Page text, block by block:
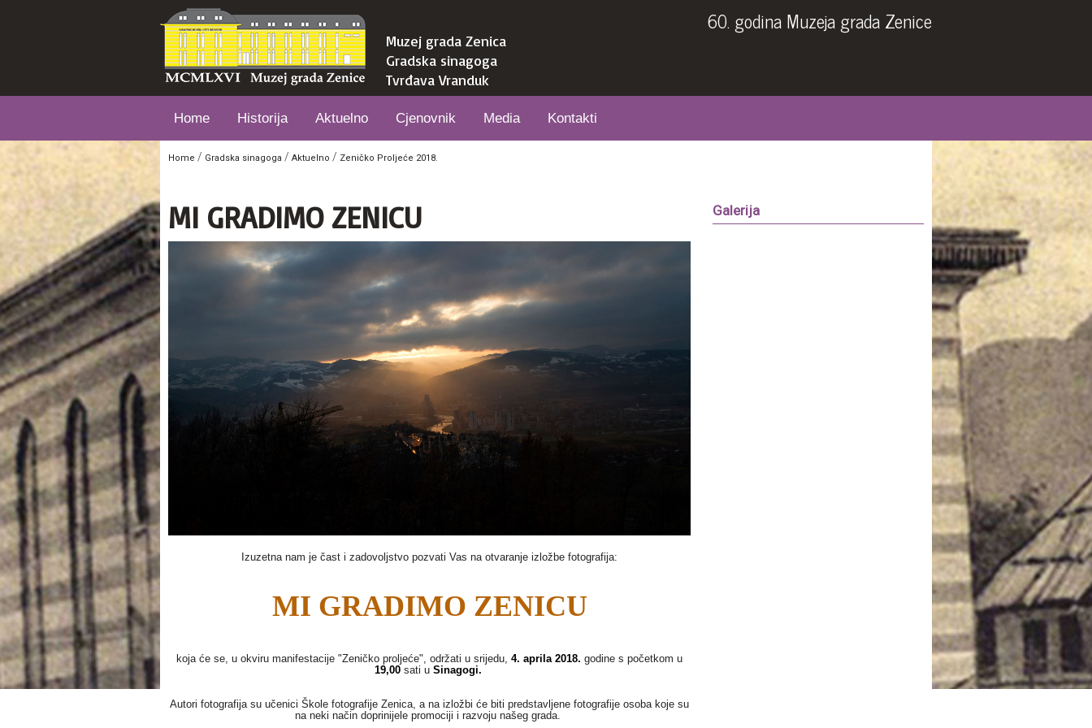
Muzej grada Zenica
Gradska sinagoga
Tvrđava Vranduk
60. godina Muzeja grada Zenice
Home Historija Aktuelno Cjenovnik Media Kontakti
Home / Gradska sinagoga / Aktuelno / Zeničko Proljeće 2018.
MI GRADIMO ZENICU
Izuzetna nam je čast i zadovoljstvo pozvati Vas na otvaranje izložbe fotografija:
MI GRADIMO ZENICU
koja će se, u okviru manifestacije "Zeničko proljeće", održati u srijedu, 4. aprila 2018. godine s početkom u
19,00sati u Sinagogi.
Autori fotografija su učenici Škole fotografije Zenica, a na izložbi će biti predstavljene fotografije osoba koje su
na neki način doprinijele promociji i razvoju našeg grada.
Galerija